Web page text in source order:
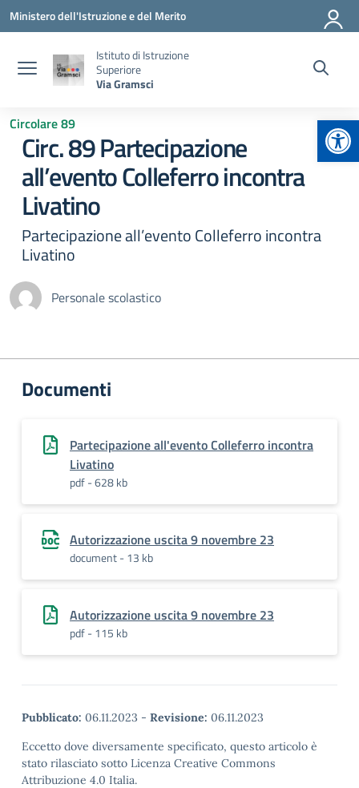
Vai ai contenuti
Vai al menu di navigazione
Vai al footer
Ministero dell'Istruzione e del Merito
Istituto di Istruzione
Superiore
Via Gramsci
Circolare 89
Circ. 89 Partecipazione
all’evento Colleferro incontra
Livatino
Partecipazione all’evento Colleferro incontra
Livatino
Personale scolastico
Documenti
Partecipazione all'evento Colleferro incontra
Livatino
pdf - 628 kb
Autorizzazione uscita 9 novembre 23
document - 13 kb
Autorizzazione uscita 9 novembre 23
pdf - 115 kb
Pubblicato: 06.11.2023 - Revisione: 06.11.2023
Eccetto dove diversamente specificato, questo articolo è
stato rilasciato sotto Licenza Creative Commons
Attribuzione 4.0 Italia.